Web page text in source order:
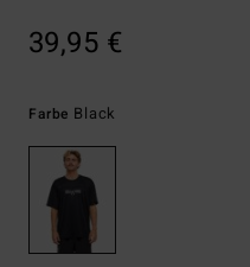
39,95 €
Farbe Black